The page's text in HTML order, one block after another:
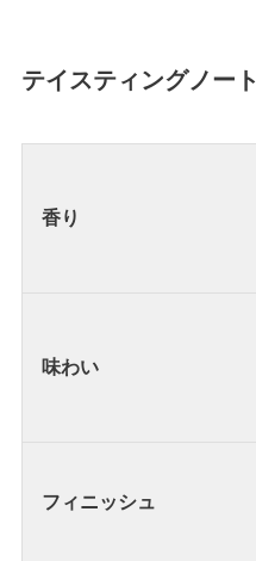
テイスティングノート
香り
味わい
フィニッシュ